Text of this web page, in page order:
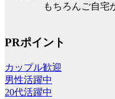
もちろんご自宅
PRポイント
カップル歓迎
男性活躍中
20代活躍中